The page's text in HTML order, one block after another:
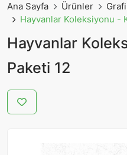
Ana Sayfa Ürünler
Hayvanlar Koleksiyonu -
Hayvanlar
Paketi 12